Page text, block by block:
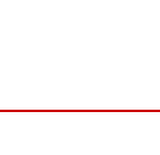
火災保険の商